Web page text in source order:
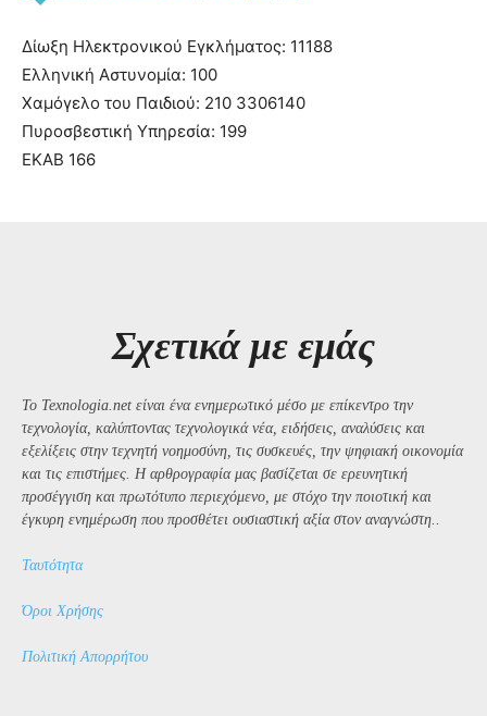
Δίωξη Ηλεκτρονικού Εγκλήματος: 11188
Ελληνική Αστυνομία: 100
Χαμόγελο του Παιδιού: 210 3306140
Πυροσβεστική Υπηρεσία: 199
ΕΚΑΒ 166
Σχετικά με εμάς
Το Texnologia.net είναι ένα ενημερωτικό μέσο με επίκεντρο την
τεχνολογία, καλύπτοντας τεχνολογικά νέα, ειδήσεις, αναλύσεις και
εξελίξεις στην τεχνητή νοημοσύνη, τις συσκευές, την ψηφιακή οικονομία
και τις επιστήμες. Η αρθρογραφία μας βασίζεται σε ερευνητική
προσέγγιση και πρωτότυπο περιεχόμενο, με στόχο την ποιοτική και
έγκυρη ενημέρωση που προσθέτει ουσιαστική αξία στον αναγνώστη..
Ταυτότητα
Όροι Χρήσης
Πολιτική Απορρήτου